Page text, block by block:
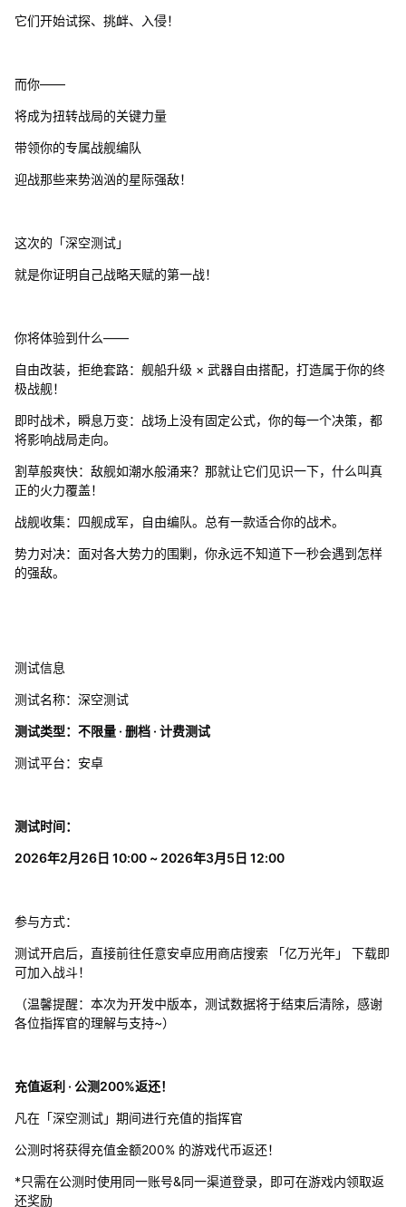
它们开始试探、挑衅、入侵！
而你——
将成为扭转战局的关键力量
带领你的专属战舰编队
迎战那些来势汹汹的星际强敌！
这次的「深空测试」
就是你证明自己战略天赋的第一战！
你将体验到什么——
自由改装，拒绝套路：舰船升级 × 武器自由搭配，打造属于你的终
极战舰！
即时战术，瞬息万变：战场上没有固定公式，你的每一个决策，都
将影响战局走向。
割草般爽快：敌舰如潮水般涌来？那就让它们见识一下，什么叫真
正的火力覆盖！
战舰收集：四舰成军，自由编队。总有一款适合你的战术。
势力对决：面对各大势力的围剿，你永远不知道下一秒会遇到怎样
的强敌。
测试信息
测试名称：深空测试
测试类型：不限量 · 删档 · 计费测试
测试平台：安卓
测试时间：
2026年2月26日 10:00 ~ 2026年3月5日 12:00
参与方式：
测试开启后，直接前往任意安卓应用商店搜索 「亿万光年」 下载即
可加入战斗！
（温馨提醒：本次为开发中版本，测试数据将于结束后清除，感谢
各位指挥官的理解与支持~）
充值返利 · 公测200%返还！
凡在「深空测试」期间进行充值的指挥官
公测时将获得充值金额200% 的游戏代币返还！
*只需在公测时使用同一账号&同一渠道登录，即可在游戏内领取返
还奖励